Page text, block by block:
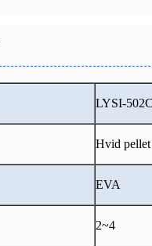
LYSI-
Hvid pellet
EVA
2~4